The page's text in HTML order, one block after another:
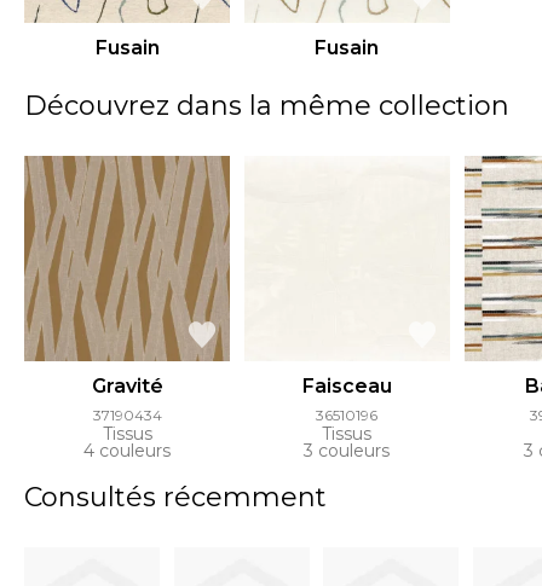
Fusain Fusain
Découvrez dans la même collection
Gravité
37190434
Tissus
4 couleurs
Faisceau
36510196
Tissus
3 couleurs 3
Consultés récemment